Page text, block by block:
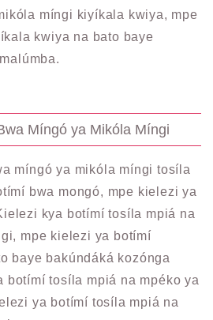
míngi kiyíkala kwiya, mpe
kwiya na bato baye
Míngó ya Mikóla Míngi
míngó ya mikóla míngi tosíla
bwa mongó, mpe kielezi ya
kya botímí tosíla mpiá na
mpe kielezi ya botímí
baye bakúndáká kozónga
botímí tosíla mpiá na mpéko ya
ya botímí tosíla mpiá na